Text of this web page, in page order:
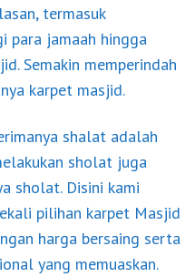
termasuk
para jamaah hingga
Semakin memperindah
karpet masjid.
shalat adalah
sholat juga
sholat. Disini kami
pilihan karpet Masjid
harga bersaing serta
yang memuaskan.